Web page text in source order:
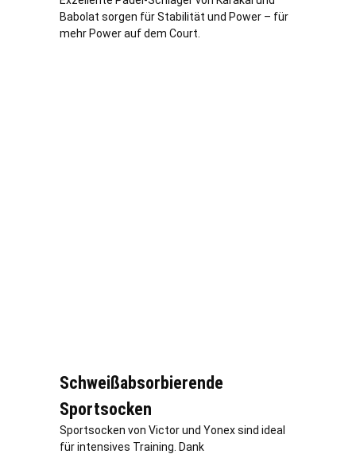
Babolat sorgen für Stabilität und Power – für
mehr Power auf dem Court.
Schweißabsorbierende
Sportsocken
Sportsocken von Victor und Yonex sind ideal
für intensives Training. Dank